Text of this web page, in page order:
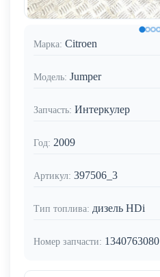
Марка: Citroen
Модель: Jumper
Запчасть: Интеркулер
Год: 2009
Артикул: 397506_3
Тип топлива: дизель HDi
Номер запчасти: 1340763080